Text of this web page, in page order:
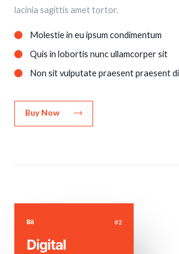
lacinia sagittis amet tortor.
Molestie in eu ipsum condimentum
Quis in lobortis nunc ullamcorper sit
Non sit vulputate praesent praesent
Buy Now